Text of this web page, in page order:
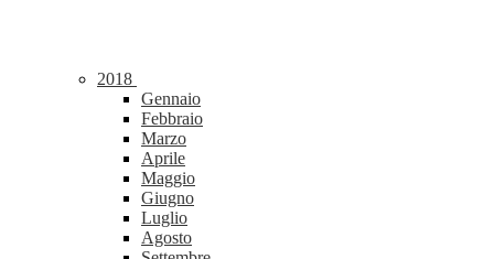
2018
Gennaio
Febbraio
Marzo
Aprile
Maggio
Giugno
Luglio
Agosto